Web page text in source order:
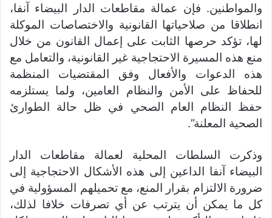
والمواطنين. فإن عمالة مقاطعات الدار البيضاء آنفا،
انطلاقا من صلاحياتها القانونية والاختصاصات الموكلة
لها، تؤكد حرصها الثابت على إعمال القانون من خلال
منع هذه المسيرة الاحتجاجية غير القانونية، والتعامل مع
هذه الدعوات والأفعال وفق المقتضيات المنظمة
للحفاظ على الأمن والنظام العامين، ولما يستلزمه
حفظ النظام العام الصحي في ظل حالة الطوارئ
الصحية المعلنة”.
وذكرت السلطات المحلية لعمالة مقاطعات الدار
البيضاء آنفا الداعين إلى هذه الأشكال الاحتجاجية إلى
ضرورة الالتزام بقرار المنع، مع تحميلهم المسؤولية في
كل ما يمكن أن يترتب عن أي تصرفات خلافا لذلك،